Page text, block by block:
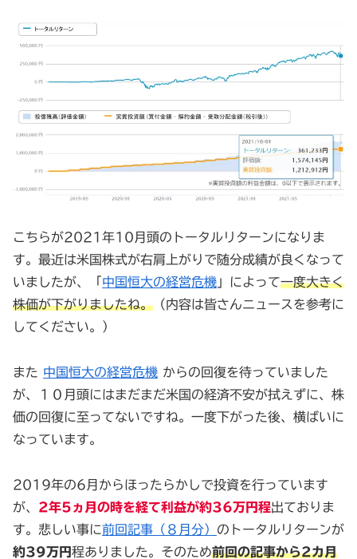
こちらが2021年10月頭のトータルリターンになりま
す。最近は米国株式が右肩上がりで随分成績が良くなって
いましたが、「 中国恒大の経営危機 」によって一度大きく
株価が下がりましたね。 （内容は皆さんニュースを参考に
してください。）
また 中国恒大の経営危機 からの回復を待っていました
が、１０月頭にはまだまだ米国の経済不安が拭えずに、株
価の回復に至ってないですね。一度下がった後、横ばいに
なっています。
2019年の6月からほったらかしで投資を行っています
が、 2年5ヵ月の時を経て利益が約36万円程出ておりま
す。悲しい事に前回記事（８月分） のトータルリターンが
約39万円程ありました。そのため前回の記事から2カ月